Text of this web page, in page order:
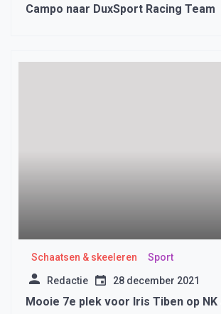
Campo naar DuxSport Racing Team
Schaatsen & skeeleren Sport
Redactie 28 december 2021
Mooie 7e plek voor Iris Tiben op NK